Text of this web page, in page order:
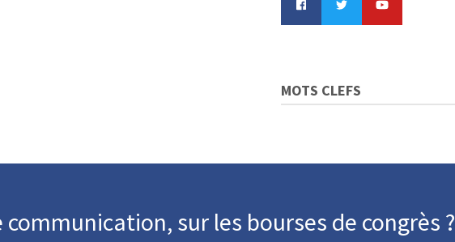
MOTS CLEFS
sur les bourses de congrès ?